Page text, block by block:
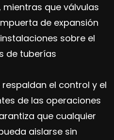
que válvulas
de expansión
sobre el
de tuberías
el control y el
de las operaciones
que cualquier
aislarse sin